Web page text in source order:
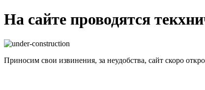
На сайте проводятся
Приносим свои извинения, за неудобства, сайт скоро